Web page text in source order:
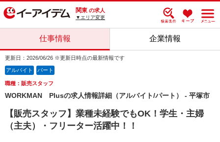
関東 の求人
▼エリア変更
仕事情報 企業情報
更新日：2026/06/26 ※更新日時点の最新情報です
アルバイト パート
職種：販売スタッフ
WORKMAN Plusの求人情報詳細（アルバイト/パート） - 平塚市
【販売スタッフ】業種未経験でもOK！学生・主婦
（主夫）・フリーター活躍中！！